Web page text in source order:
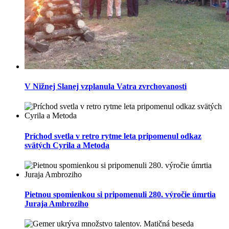
V Nižnej Slanej vzplanula Vatra zvrchovanosti
Príchod svetla v retro rytme leta pripomenul odkaz
svätých Cyrila a Metoda
Pietnou spomienkou si pripomenuli 280. výročie úmrtia
Juraja Ambroziho